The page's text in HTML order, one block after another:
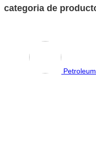
categoria de